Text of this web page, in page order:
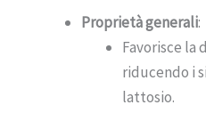
Proprietà generali:
Favorisce
riducendo i
lattosio.